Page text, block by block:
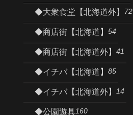
◆大衆食堂【北海道外】 72
◆商店街【北海道】 54
◆商店街【北海道外】 41
◆イチバ【北海道】 85
◆イチバ【北海道外】 14
◆公園遊具160